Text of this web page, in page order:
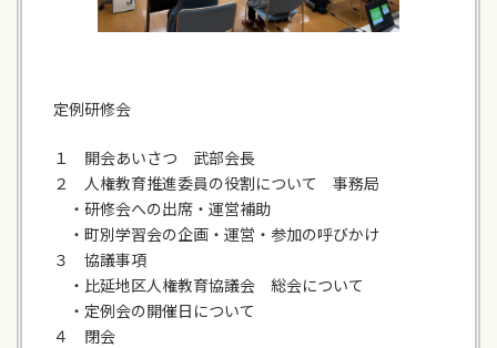
定例研修会
１ 開会あいさつ 武部会長
２ 人権教育推進委員の役割について 事務局
・研修会への出席・運営補助
・町別学習会の企画・運営・参加の呼びかけ
３ 協議事項
・比延地区人権教育協議会 総会について
・定例会の開催日について
４ 閉会